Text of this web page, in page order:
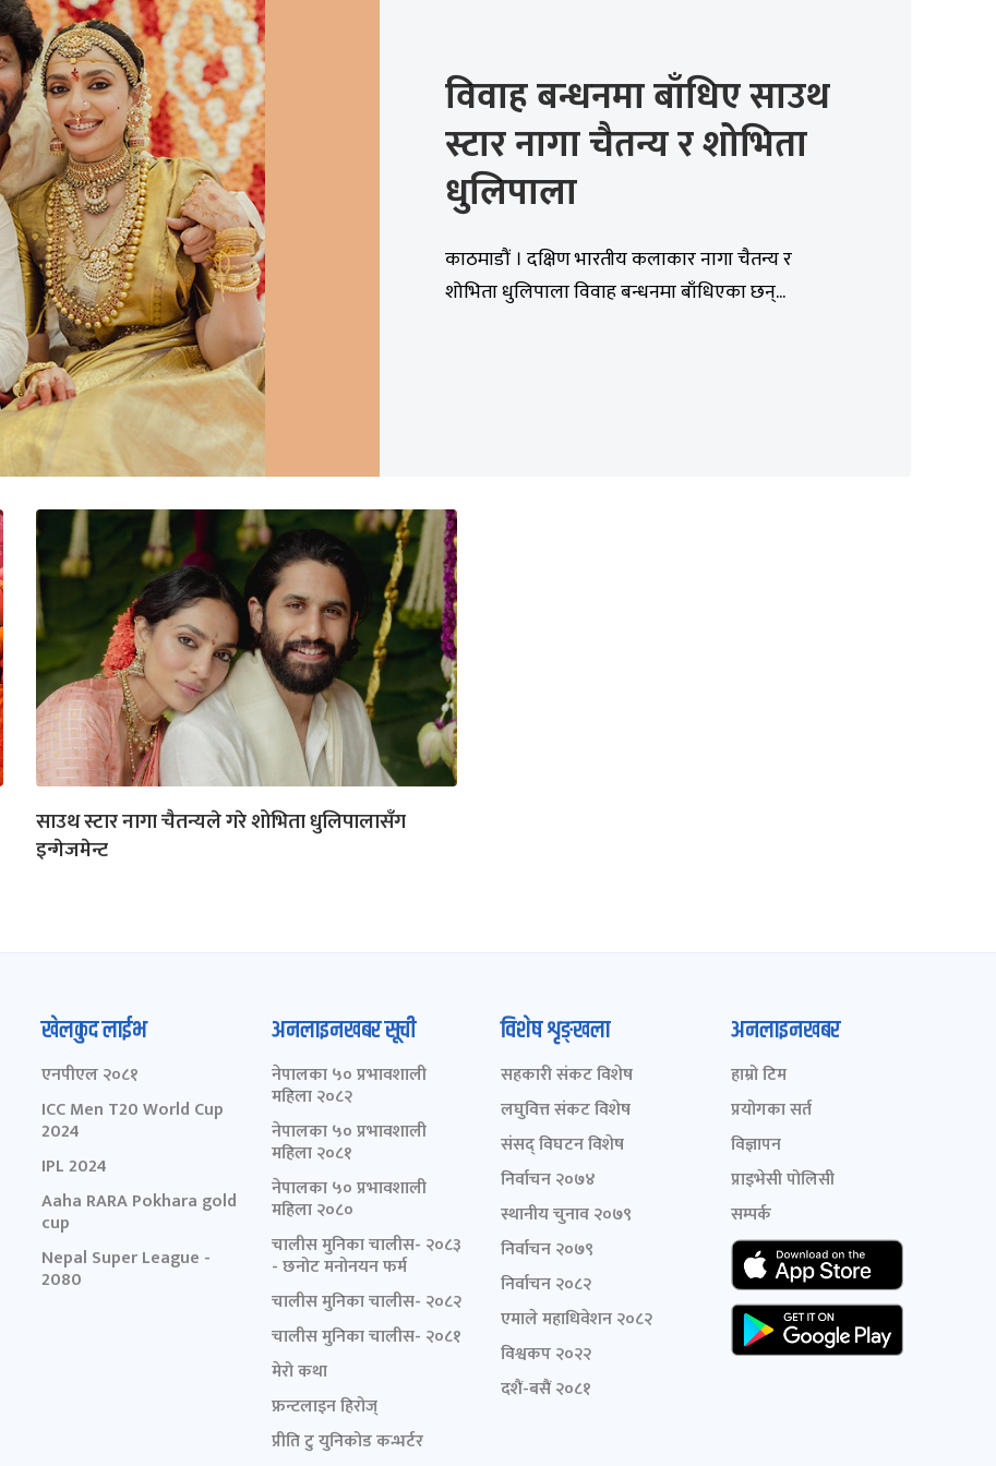
विवाह बन्धनमा बाँधिए साउथ
स्टार नागा चैतन्य र शोभिता
धुलिपाला
काठमाडौं । दक्षिण भारतीय कलाकार नागा चैतन्य र
शोभिता धुलिपाला विवाह बन्धनमा बाँधिएका छन्...
साउथ स्टार नागा चैतन्यले गरे शोभिता धुलिपालासँग
इन्गेजमेन्ट
खेलकुद लाईभ
एनपीएल २०८१
ICC Men T20 World Cup
2024
IPL 2024
Aaha RARA Pokhara gold
cup
Nepal Super League -
2080
अनलाइनखबर सूची
नेपालका ५० प्रभावशाली
महिला २०८२
नेपालका ५० प्रभावशाली
महिला २०८१
नेपालका ५० प्रभावशाली
महिला २०८०
चालीस मुनिका चालीस- २०८३
- छनोट मनोनयन फर्म
चालीस मुनिका चालीस- २०८२
चालीस मुनिका चालीस- २०८१
मेरो कथा
फ्रन्टलाइन हिरोज्
प्रीति टु युनिकोड कन्भर्टर
विशेष शृङ्खला
सहकारी संकट विशेष
लघुवित्त संकट विशेष
संसद् विघटन विशेष
निर्वाचन २०७४
स्थानीय चुनाव २०७९
निर्वाचन २०७९
निर्वाचन २०८२
एमाले महाधिवेशन २०८२
विश्वकप २०२२
दशैं-बसैं २०८१
अनलाइनखबर
हाम्रो टिम
प्रयोगका सर्त
विज्ञापन
प्राइभेसी पोलिसी
सम्पर्क